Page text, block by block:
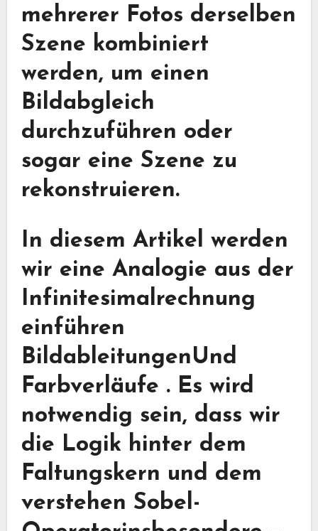
mehrerer Fotos derselben
Szene kombiniert
werden, um einen
Bildabgleich
durchzuführen oder
sogar eine Szene zu
rekonstruieren.
In diesem Artikel werden
wir eine Analogie aus der
Infinitesimalrechnung
einführen
BildableitungenUnd
Farbverläufe . Es wird
notwendig sein, dass wir
die Logik hinter dem
Faltungskern und dem
verstehen Sobel-